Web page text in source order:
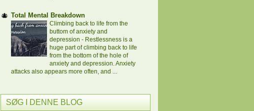
Total Mental Breakdown
Climbing back to life from the
buttom of anxiety and
depression - Restlessness is a
huge part of climbing back to life
from the bottom of the hole of
anxiety and depression. Anxiety
attacks also appears more often, and ...
SØG I DENNE BLOG